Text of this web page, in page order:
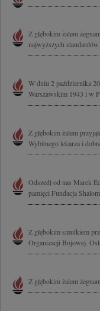
Z głębokim żalem
najwyższych
W dniu 2 października
Warszawskim 1943 i w
Z głębokim żalem
Wybitnego lekarza i
Odszedł od nas Marek
pamięci Fundacja Shalom
Z głębokim smutkiem
Organizacji Bojowej.
Z głębokim żalem